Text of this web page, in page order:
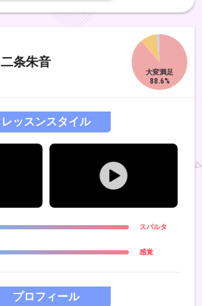
二条朱音
プロフィール
レッスンスタイル
スパルタ
感覚